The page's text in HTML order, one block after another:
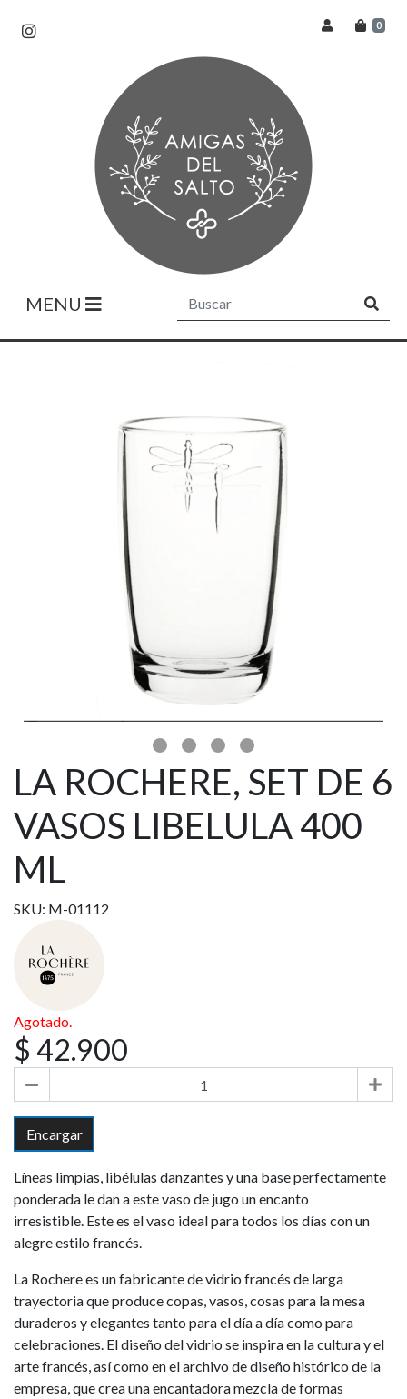
0
MENU
LA ROCHERE, SET DE 6
VASOS LIBELULA 400
ML
SKU: M-01112
Agotado.
$ 42.900
Encargar
Líneas limpias, libélulas danzantes y una base perfectamente
ponderada le dan a este vaso de jugo un encanto
irresistible. Este es el vaso ideal para todos los días con un
alegre estilo francés.
La Rochere es un fabricante de vidrio francés de larga
trayectoria que produce copas, vasos, cosas para la mesa
duraderos y elegantes tanto para el día a día como para
celebraciones. El diseño del vidrio se inspira en la cultura y el
arte francés, así como en el archivo de diseño histórico de la
empresa, que crea una encantadora mezcla de formas